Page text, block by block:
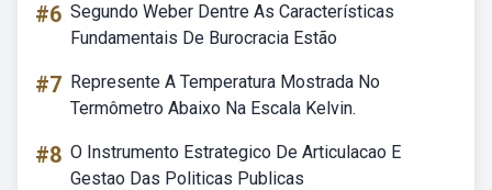
#6 Segundo Weber Dentre As Características
Fundamentais De Burocracia Estão
#7 Represente A Temperatura Mostrada No
Termômetro Abaixo Na Escala Kelvin.
#8 O Instrumento Estrategico De Articulacao E
Gestao Das Politicas Publicas